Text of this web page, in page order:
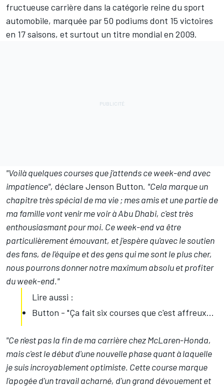
fructueuse carrière dans la catégorie reine du sport
automobile, marquée par 50 podiums dont 15 victoires
en 17 saisons, et surtout un titre mondial en 2009.
"Voilà quelques courses que j'attends ce week-end avec
impatience", déclare Jenson Button. "Cela marque un
chapitre très spécial de ma vie ; mes amis et une partie de
ma famille vont venir me voir à Abu Dhabi, c'est très
enthousiasmant pour moi. Ce week-end va être
particulièrement émouvant, et j'espère qu'avec le soutien
des fans, de l'équipe et des gens qui me sont le plus cher,
nous pourrons donner notre maximum absolu et profiter
du week-end."
Lire aussi :
Button - "Ça fait six courses que c'est affreux...
"Ce n'est pas la fin de ma carrière chez McLaren-Honda,
mais c'est le début d'une nouvelle phase quant à laquelle
je suis incroyablement optimiste. Cette course marque
l'apogée d'un travail acharné, d'un grand dévouement et